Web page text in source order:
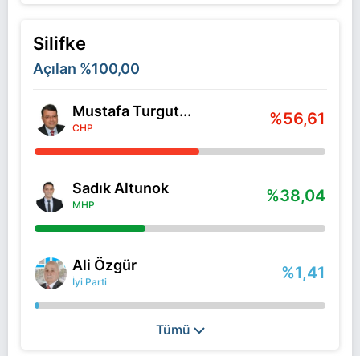
Silifke
Açılan %100,00
Mustafa Turgut...
CHP %56,61
Sadık Altunok
MHP %38,04
Ali Özgür
İyi Parti %1,41
Tümü